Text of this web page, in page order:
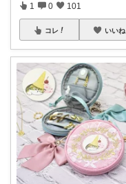
1 0 101
コレ いいね